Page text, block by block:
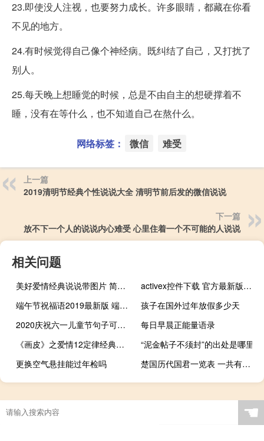
23.即使没人注视，也要努力成长。许多眼睛，都藏在你看
不见的地方。
24.有时候觉得自己像个神经病。既纠结了自己，又打扰了
别人。
25.每天晚上想睡觉的时候，总是不由自主的想硬撑着不
睡，没有在等什么，也不知道自己在熬什么。
网络标签： 微信 难受
上一篇
2019清明节经典个性说说大全 清明节前后发的微信说说
下一篇
放不下一个人的说说内心难受 心里住着一个不可能的人说说
相关问题
美好爱情经典说说带图片 简单优美的一句话说说关于爱情
activex控件下载 官方最新版（activex控件下载 官方最新版功能简介）
端午节祝福语2019最新版 端午节祝福语真挚动听
孩子在国外过年放假多少天
2020庆祝六一儿童节句子可爱搞笑 儿童节快乐小短句
每日早晨正能量语录
《画皮》之爱情12定律经典有情语录
“泥金帖子不须封”的出处是哪里
更换空气悬挂能过年检吗
楚国历代国君一览表 一共有多少个君主
☚